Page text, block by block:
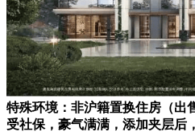
特殊环境：非沪籍置换住房（出
受社保，豪气满满，添加夹层后